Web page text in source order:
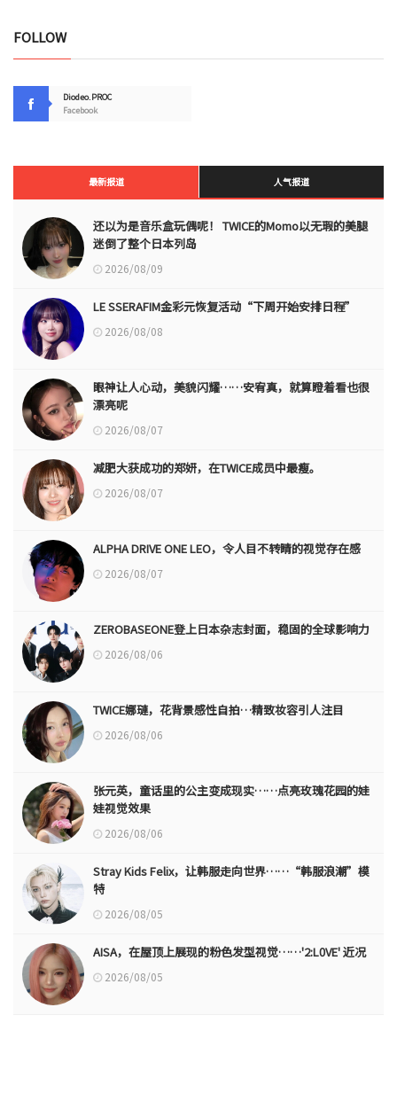
FOLLOW
Diodeo.PROC
Facebook
最新报道 人气报道
还以为是音乐盒玩偶呢！ TWICE的Momo以无瑕的美腿
迷倒了整个日本列岛
2026/08/09
LE SSERAFIM金彩元恢复活动“下周开始安排日程”
2026/08/08
眼神让人心动，美貌闪耀……安宥真，就算瞪着看也很
漂亮呢
2026/08/07
减肥大获成功的郑妍，在TWICE成员中最瘦。
2026/08/07
ALPHA DRIVE ONE LEO，令人目不转睛的视觉存在感
2026/08/07
ZEROBASEONE登上日本杂志封面，稳固的全球影响力
2026/08/06
TWICE娜璉，花背景感性自拍…精致妆容引人注目
2026/08/06
张元英，童话里的公主变成现实……点亮玫瑰花园的娃
娃视觉效果
2026/08/06
Stray Kids Felix，让韩服走向世界……“韩服浪潮”模
特
2026/08/05
AISA，在屋顶上展现的粉色发型视觉……'2:L0VE' 近况
2026/08/05